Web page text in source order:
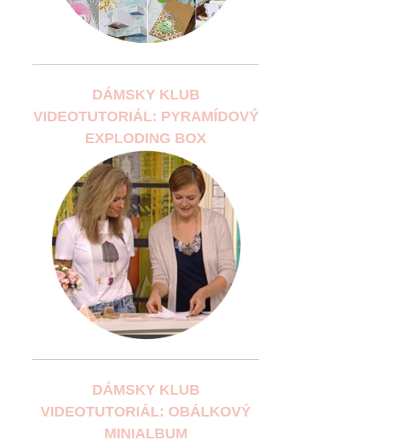
DÁMSKY KLUB
VIDEOTUTORIÁL: PYRAMÍDOVÝ
EXPLODING BOX
DÁMSKY KLUB
VIDEOTUTORIÁL: OBÁLKOVÝ
MINIALBUM